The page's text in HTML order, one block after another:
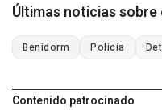
Últimas noticias
Benidorm Policía
Contenido patrocinado